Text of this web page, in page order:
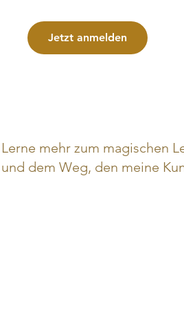
Jetzt anmelden
Lerne mehr zum magischen
und dem Weg, den meine